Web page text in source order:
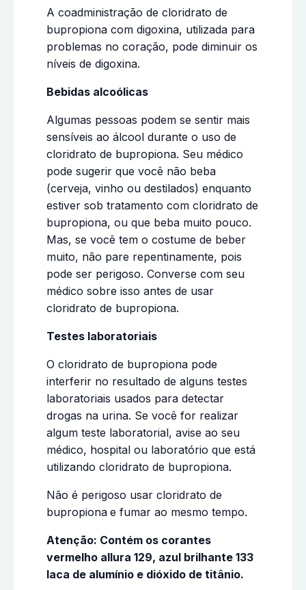
A coadministração de cloridrato de
bupropiona com digoxina, utilizada para
problemas no coração, pode diminuir os
níveis de digoxina.
Bebidas alcoólicas
Algumas pessoas podem se sentir mais
sensíveis ao álcool durante o uso de
cloridrato de bupropiona. Seu médico
pode sugerir que você não beba
(cerveja, vinho ou destilados) enquanto
estiver sob tratamento com cloridrato de
bupropiona, ou que beba muito pouco.
Mas, se você tem o costume de beber
muito, não pare repentinamente, pois
pode ser perigoso. Converse com seu
médico sobre isso antes de usar
cloridrato de bupropiona.
Testes laboratoriais
O cloridrato de bupropiona pode
interferir no resultado de alguns testes
laboratoriais usados para detectar
drogas na urina. Se você for realizar
algum teste laboratorial, avise ao seu
médico, hospital ou laboratório que está
utilizando cloridrato de bupropiona.
Não é perigoso usar cloridrato de
bupropiona e fumar ao mesmo tempo.
Atenção: Contém os corantes
vermelho allura 129, azul brilhante 133
laca de alumínio e dióxido de titânio.